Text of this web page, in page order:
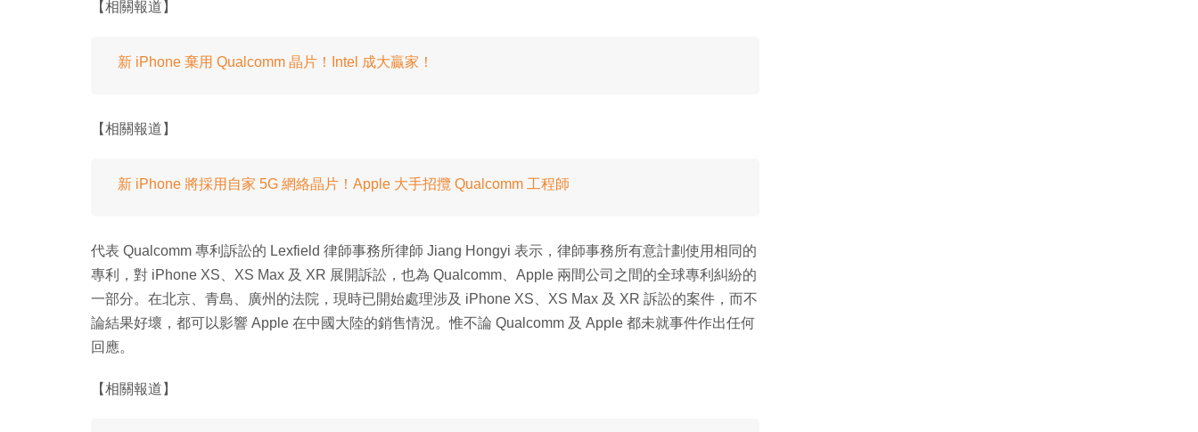
【相關報道】
新 iPhone 棄用 Qualcomm 晶片！Intel 成大贏家！
【相關報道】
新 iPhone 將採用自家 5G 網絡晶片！Apple 大手招攬 Qualcomm 工程師
代表 Qualcomm 專利訴訟的 Lexfield 律師事務所律師 Jiang Hongyi 表示，律師事務所有意計劃使用相同的
專利，對 iPhone XS、XS Max 及 XR 展開訴訟，也為 Qualcomm、Apple 兩間公司之間的全球專利糾紛的
一部分。在北京、青島、廣州的法院，現時已開始處理涉及 iPhone XS、XS Max 及 XR 訴訟的案件，而不
論結果好壞，都可以影響 Apple 在中國大陸的銷售情況。惟不論 Qualcomm 及 Apple 都未就事件作出任何
回應。
【相關報道】